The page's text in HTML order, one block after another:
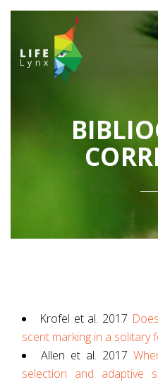
Krofel et al. 2017
scent marking in a solitary
Allen et al. 2017
selection and adaptive